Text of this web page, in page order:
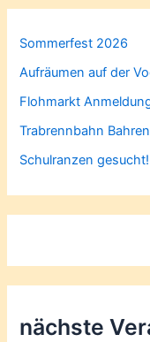
Sommerfest 2026
Aufräumen auf der
Flohmarkt
Trabrennbahn
Schulranzen gesucht!
nächste